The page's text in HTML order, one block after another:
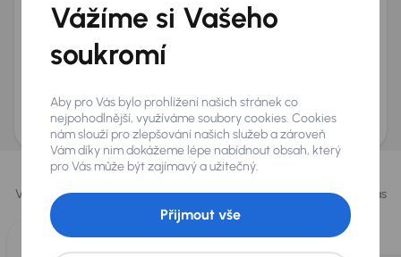
Přeji si dostávat informace o atraktivních slevových
nabídkách
AURES Holdings a.s., se sídlem Dopraváků 874/15, Čimice, 184 00 Praha 8 bude
uchovávat a zpracovávat vaše osobní údaje v souladu se zásadami ochrany a
zpracováníosobních údajů.
Vybrali jsme pro vás
Vybíráme pro vás tynejlepší vozyz naší nabídky. Každý den pro vás
vykoupíme až 400 vozů
Vážíme si Vašeho
soukromí
Aby pro Vás bylo prohlížení našich stránek co
nejpohodlnější, využíváme soubory cookies. Cookies
nám slouží pro zlepšování našich služeb a zároveň
Vám díky nim dokážeme lépe nabídnout obsah, který
pro Vás může být zajímavý a užitečný.
Přijmout vše